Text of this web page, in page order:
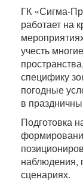
ГК «Сигма-
работает на
учесть
специфику
погодные
в
Подготовка
наблюдения,
сценариях.